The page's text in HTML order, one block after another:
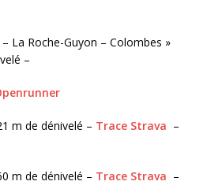
La Roche-Guyon – Colombes »
–
m de dénivelé – Trace Strava –
m de dénivelé – Trace Strava –